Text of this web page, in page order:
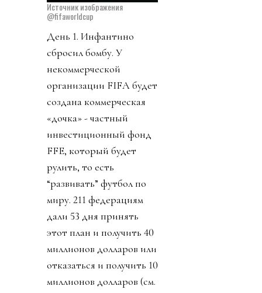
Источник изображения
@fifaworldcup
День 1. Инфантино
сбросил бомбу. У
некоммерческой
организации FIFA будет
создана коммерческая
«дочка» - частный
инвестиционный фонд
FFE, который будет
рулить, то есть
“развивать” футбол по
миру. 211 федерациям
дали 53 дня принять
этот план и получить 40
миллионов долларов или
отказаться и получить 10
миллионов долларов (см.